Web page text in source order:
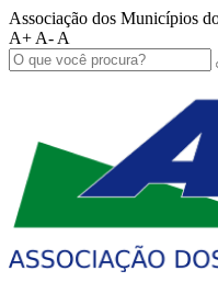
Associação dos Municípios
A+ A- A